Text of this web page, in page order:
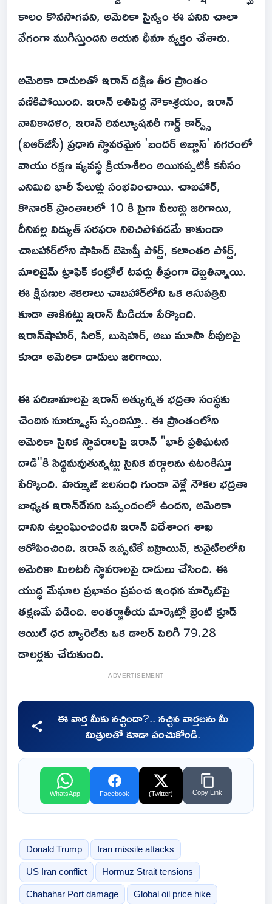
కాలం కొనసాగవని, అమెరికా సైన్యం ఈ పనిని చాలా
వేగంగా ముగిస్తుందని ఆయన ధీమా వ్యక్తం చేశారు.
అమెరికా దాడులతో ఇరాన్ దక్షిణ తీర ప్రాంతం
వణికిపోయింది. ఇరాన్ అతిపెద్ద నౌకాశ్రయం, ఇరాన్
నావికాదళం, ఇరాన్ రివల్యూషనరీ గార్డ్ కార్ప్స్
(ఐఆర్‌జీసీ) ప్రధాన స్థావరమైన 'బందర్ అబ్బాస్' నగరంలో
వాయు రక్షణ వ్యవస్థ క్రియాశీలం అయినప్పటికీ కనీసం
ఎనిమిది భారీ పేలుళ్లు సంభవించాయి. చాబహార్,
కొనారక్ ప్రాంతాలలో 10 కి పైగా పేలుళ్లు జరిగాయి,
దీనివల్ల విద్యుత్ సరఫరా నిలిచిపోవడమే కాకుండా
చాబహార్‌లోని షాహిద్ బెహెష్తీ పోర్ట్, కలాంతరి పోర్ట్,
మారిటైమ్ ట్రాఫిక్ కంట్రోల్ టవర్లు తీవ్రంగా దెబ్బతిన్నాయి.
ఈ క్షిపణుల శకలాలు చాబహార్‌లోని ఒక ఆసుపత్రిని
కూడా తాకినట్లు ఇరాన్ మీడియా పేర్కొంది.
ఇరాన్‌షాహర్, సిరిక్, బుషెహర్, అబు మూసా దీవులపై
కూడా అమెరికా దాడులు జరిగాయి.
ఈ పరిణామాలపై ఇరాన్ అత్యున్నత భద్రతా సంస్థకు
చెందిన నూర్న్యూస్ స్పందిస్తూ.. ఈ ప్రాంతంలోని
అమెరికా సైనిక స్థావరాలపై ఇరాన్ "భారీ ప్రతిఘటన
దాడి"కి సిద్ధమవుతున్నట్లు సైనిక వర్గాలను ఉటంకిస్తూ
పేర్కొంది. హర్మూజ్ జలసంధి గుండా వెళ్లే నౌకల భద్రతా
బాధ్యత ఇరాన్‌దేనని ఒప్పందంలో ఉందని, అమెరికా
దానిని ఉల్లంఘించిందని ఇరాన్ విదేశాంగ శాఖ
ఆరోపించింది. ఇరాన్ ఇప్పటికే బహ్రెయిన్, కువైట్‌లలోని
అమెరికా మిలటరీ స్థావరాలపై దాడులు చేసింది. ఈ
యుద్ధ మేఘాల ప్రభావం ప్రపంచ ఇంధన మార్కెట్‌పై
తక్షణమే పడింది. అంతర్జాతీయ మార్కెట్లో బ్రెంట్ క్రూడ్
ఆయిల్ ధర బ్యారెల్‌కు ఒక డాలర్ పెరిగి 79.28
డాలర్లకు చేరుకుంది.
ADVERTISEMENT
ఈ వార్త మీకు నచ్చిందా?.. నచ్చిన వార్తలను మీ
మిత్రులతో కూడా పంచుకోండి.
WhatsApp Facebook (Twitter) Copy Link
Donald Trump Iran missile attacks
US Iran conflict Hormuz Strait tensions
Chabahar Port damage Global oil price hike